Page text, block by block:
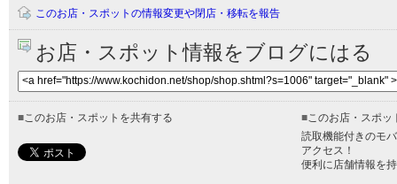
このお店・スポットの情報変更や閉店・移転を報告
お店・スポット情報をブログにはる
■ このお店・スポットを共有する ■ このお店・スポ
読取機能付きのモ
アクセス！
便利に店舗情報を